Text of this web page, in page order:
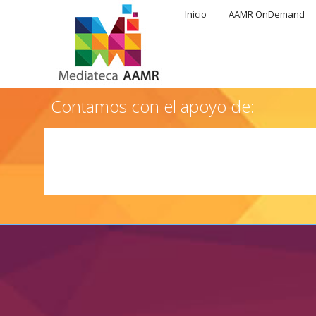
Inicio AAMR OnDemand
Contamos con el apoyo de: